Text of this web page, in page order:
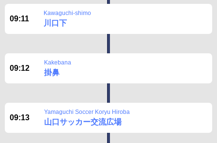
09:11
Kawaguchi-shimo
川口下
09:12
Kakebana
掛鼻
09:13
Yamaguchi Soccer Koryu Hiroba
山口サッカー交流広場